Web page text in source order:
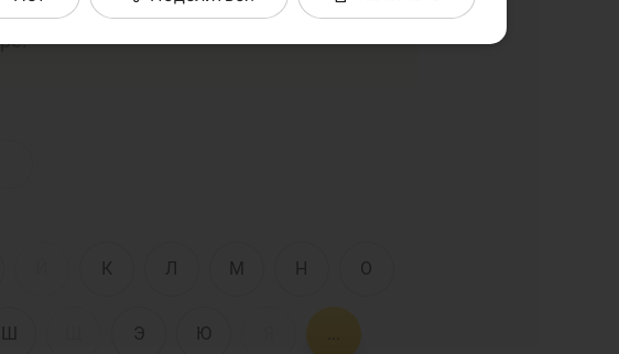
Интерактивные
незнакомые слова и термины в
К Л М Н О
Ш Э Ю